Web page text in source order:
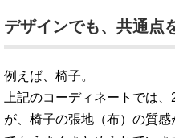
デザインでも、共通点
例えば、椅子。
上記のコーディネートでは
が、椅子の張地（布）の質